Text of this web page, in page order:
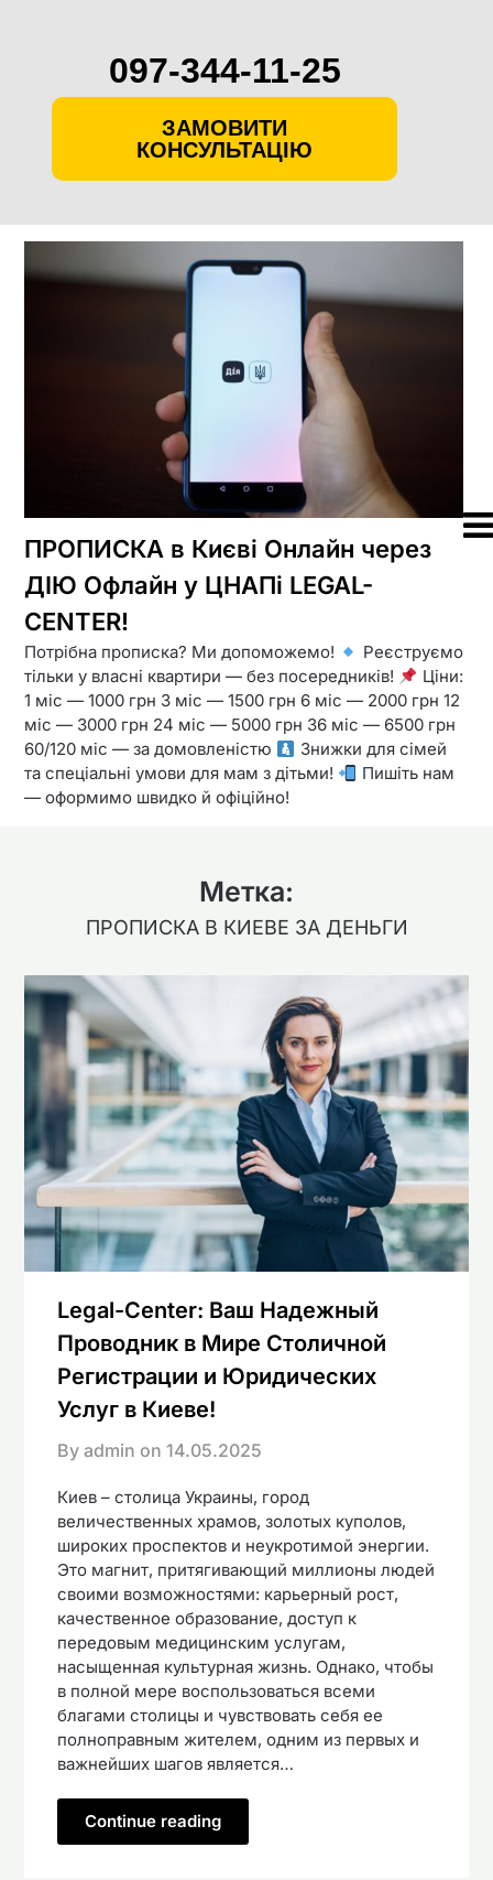
Skip
ПРОПИСКА в Києві Онлайн через
ДІЮ Офлайн у ЦНАПі LEGAL-
CENTER!
Потрібна прописка? Ми допоможемо!
Реєструємо
тільки у власні квартири — без посередників!
Ціни:
1 міс — 1000 грн 3 міс — 1500 грн 6 міс — 2000 грн 12
міс — 3000 грн 24 міс — 5000 грн 36 міс — 6500 грн
60/120 міс — за домовленістю
Знижки для сімей
та спеціальні умови для мам з дітьми!
Пишіть нам
— оформимо швидко й офіційно!
Метка:
ПРОПИСКА В КИЕВЕ ЗА ДЕНЬГИ
Legal-Center: Ваш Надежный
Проводник в Мире Столичной
Регистрации и Юридических
Услуг в Киеве!
By admin on 14.05.2025
Киев – столица Украины, город
величественных храмов, золотых куполов,
широких проспектов и неукротимой энергии.
Это магнит, притягивающий миллионы людей
своими возможностями: карьерный рост,
качественное образование, доступ к
передовым медицинским услугам,
насыщенная культурная жизнь. Однако, чтобы
в полной мере воспользоваться всеми
благами столицы и чувствовать себя ее
полноправным жителем, одним из первых и
важнейших шагов является…
Continue reading
097-344-11-25
ЗАМОВИТИ
КОНСУЛЬТАЦІЮ